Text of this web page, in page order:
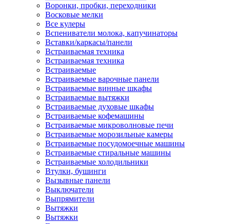
Воронки, пробки, переходники
Восковые мелки
Все кулеры
Вспениватели молока, капучинаторы
Вставки/каркасы/панели
Встраиваемая техника
Встраиваемая техника
Встраиваемые
Встраиваемые варочные панели
Встраиваемые винные шкафы
Встраиваемые вытяжки
Встраиваемые духовые шкафы
Встраиваемые кофемашины
Встраиваемые микроволновые печи
Встраиваемые морозильные камеры
Встраиваемые посудомоечные машины
Встраиваемые стиральные машины
Встраиваемые холодильники
Втулки, бушинги
Вызывные панели
Выключатели
Выпрямители
Вытяжки
Вытяжки